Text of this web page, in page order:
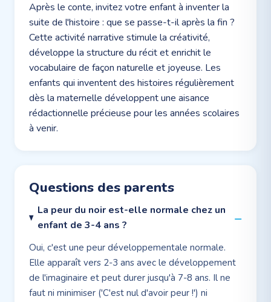
Après le conte, invitez votre enfant à inventer la
suite de l'histoire : que se passe-t-il après la fin ?
Cette activité narrative stimule la créativité,
développe la structure du récit et enrichit le
vocabulaire de façon naturelle et joyeuse. Les
enfants qui inventent des histoires régulièrement
dès la maternelle développent une aisance
rédactionnelle précieuse pour les années scolaires
à venir.
Questions des parents
La peur du noir est-elle normale chez un
enfant de 3-4 ans ?
Oui, c'est une peur développementale normale.
Elle apparaît vers 2-3 ans avec le développement
de l'imaginaire et peut durer jusqu'à 7-8 ans. Il ne
faut ni minimiser ('C'est nul d'avoir peur !') ni